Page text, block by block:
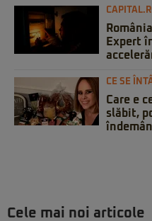
Expert
CE SE
Care e
slăbit,
Cele mai noi articole